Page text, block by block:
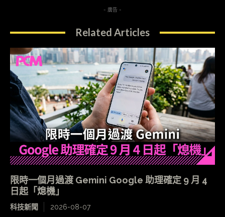
- 廣告 -
Related Articles
限時一個月過渡 Gemini Google 助理確定 9 月 4
日起「熄機」
科技新聞 2026-08-07